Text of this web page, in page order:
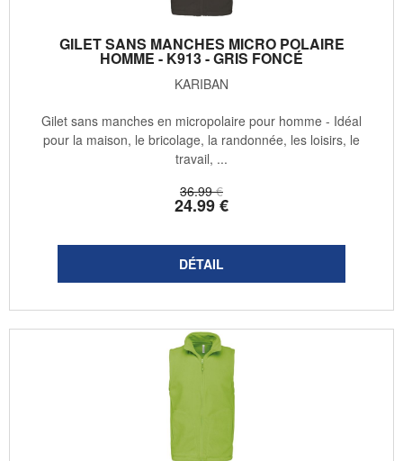
GILET SANS MANCHES MICRO POLAIRE
HOMME - K913 - GRIS FONCÉ
KARIBAN
36.99 €
24.99€
Gilet sans manches en micropolaire pour homme - Idéal
pour la maison, le bricolage, la randonnée, les loisirs, le
travail, ...